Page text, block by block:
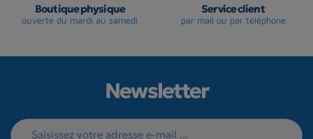
Boutique physique
ouverte du mardi au samedi
Service client
par mail ou par téléphone
Newsletter